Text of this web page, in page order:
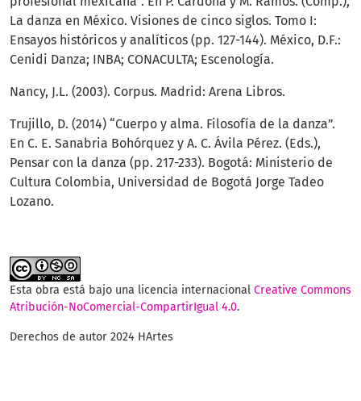
La danza en México. Visiones de cinco siglos. Tomo I:
Ensayos históricos y analíticos (pp. 127-144). México, D.F.:
Cenidi Danza; INBA; CONACULTA; Escenología.
Nancy, J.L. (2003). Corpus. Madrid: Arena Libros.
Trujillo, D. (2014) “Cuerpo y alma. Filosofía de la danza”.
En C. E. Sanabria Bohórquez y A. C. Ávila Pérez. (Eds.),
Pensar con la danza (pp. 217-233). Bogotá: Ministerio de
Cultura Colombia, Universidad de Bogotá Jorge Tadeo
Lozano.
Esta obra está bajo una licencia internacional Creative Commons
Atribución-NoComercial-CompartirIgual 4.0.
Derechos de autor 2024 HArtes